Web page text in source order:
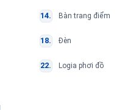
Bàn trang điểm
Đèn
Logia phơi đồ